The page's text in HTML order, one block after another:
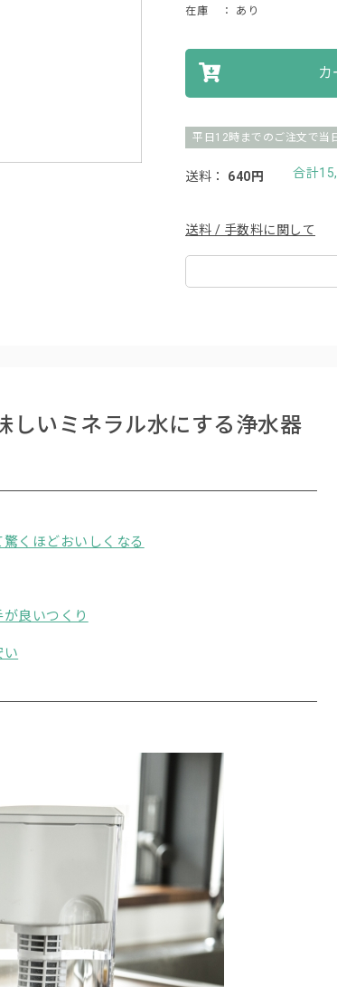
在庫 ： あり
カ
平日12時までのご注文で当
送料： 640円 合計
送料 / 手数料に関して
しいミネラル水にする浄水器
くほどおいしくなる
良いつくり
い